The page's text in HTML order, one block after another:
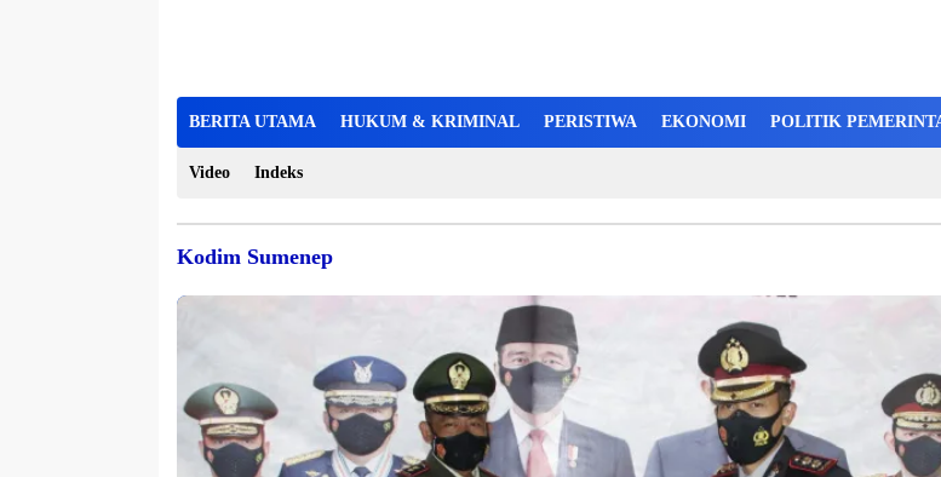
BERITA UTAMA HUKUM & KRIMINAL PERISTIWA EKONOMI POLITIK
Video Indeks
Kodim Sumenep